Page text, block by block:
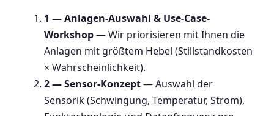
1 — Anlagen-Auswahl & Use-Case-
Workshop— Wir priorisieren mit Ihnen die
Anlagen mit größtem Hebel (Stillstandkosten
× Wahrscheinlichkeit).
2 — Sensor-Konzept— Auswahl der
Sensorik (Schwingung, Temperatur, Strom),